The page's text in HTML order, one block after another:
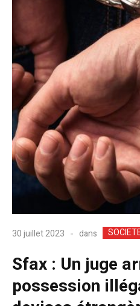
30 juillet 2023 dans
Sfax : Un juge
possession